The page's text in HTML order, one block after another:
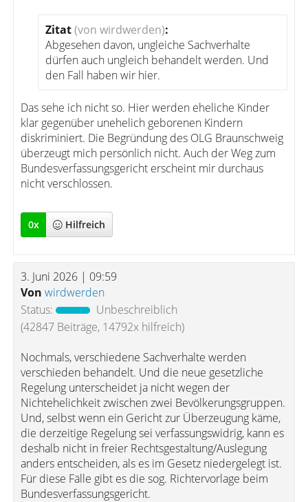
Zitat(von wirdwerden):
Abgesehen davon, ungleiche Sachverhalte
dürfen auch ungleich behandelt werden. Und
den Fall haben wir hier.
Das sehe ich nicht so. Hier werden eheliche Kinder
klar gegenüber unehelich geborenen Kindern
diskriminiert. Die Begründung des OLG Braunschweig
überzeugt mich persönlich nicht. Auch der Weg zum
Bundesverfassungsgericht erscheint mir durchaus
nicht verschlossen.
0x Hilfreich
3. Juni 2026 | 09:59
Von wirdwerden
Status:
Unbeschreiblich
(42847 Beiträge, 14792x hilfreich)
Nochmals, verschiedene Sachverhalte werden
verschieden behandelt. Und die neue gesetzliche
Regelung unterscheidet ja nicht wegen der
Nichtehelichkeit zwischen zwei Bevölkerungsgruppen.
Und, selbst wenn ein Gericht zur Überzeugung käme,
die derzeitige Regelung sei verfassungswidrig, kann es
deshalb nicht in freier Rechtsgestaltung/Auslegung
anders entscheiden, als es im Gesetz niedergelegt ist.
Für diese Fälle gibt es die sog. Richtervorlage beim
Bundesverfassungsgericht.